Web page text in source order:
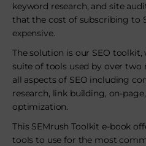
keyword research, and site
that the cost of subscribing to
expensive.
The solution is our SEO toolkit,
suite of tools used by over
all aspects of SEO including
research, link building, on-
optimization.
This SEMrush Toolkit e-book
tools to use for the most